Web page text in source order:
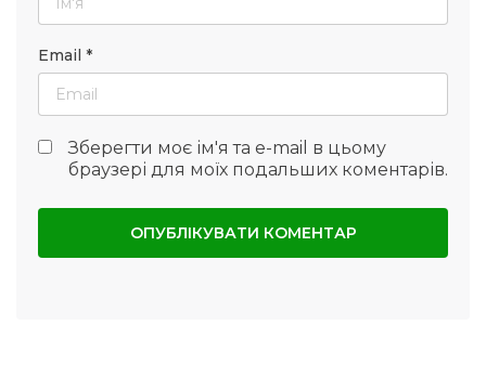
Email *
Зберегти моє ім'я та e-mail в цьому
браузері для моїх подальших коментарів.